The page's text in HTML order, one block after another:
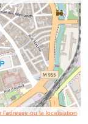
l’adresse ou la localisation